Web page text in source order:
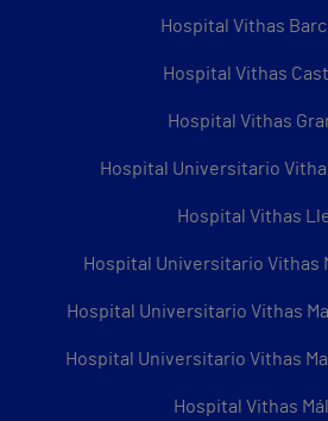
Hospital Vithas
Hospital Vithas
Hospital Vithas
Hospital Universitario
Hospital Vithas
Hospital Universitario Vithas
Hospital Universitario Vithas
Hospital Universitario Vithas
Hospital Vithas